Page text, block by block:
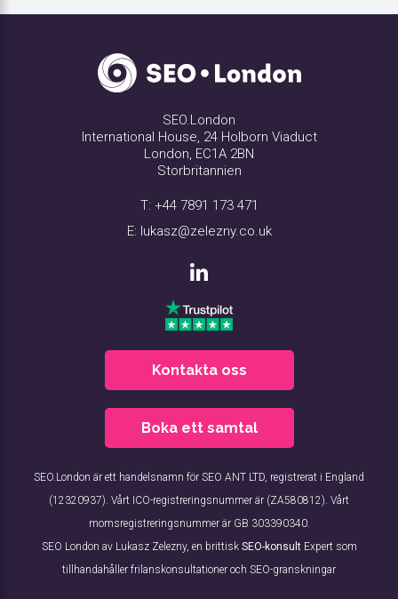
SEO.London
International House, 24 Holborn Viaduct
London, EC1A 2BN
Storbritannien
T: +44 7891 173 471
E: lukasz@zelezny.co.uk
Kontakta oss
Boka ett samtal
SEO.London är ett handelsnamn för SEO ANT LTD, registrerat i England
(12320937). Vårt ICO-registreringsnummer är (ZA580812). Vårt
momsregistreringsnummer är GB 303390340.
SEO London av Lukasz Zelezny, en brittisk SEO-konsultExpert som
tillhandahåller frilanskonsultationer och SEO-granskningar